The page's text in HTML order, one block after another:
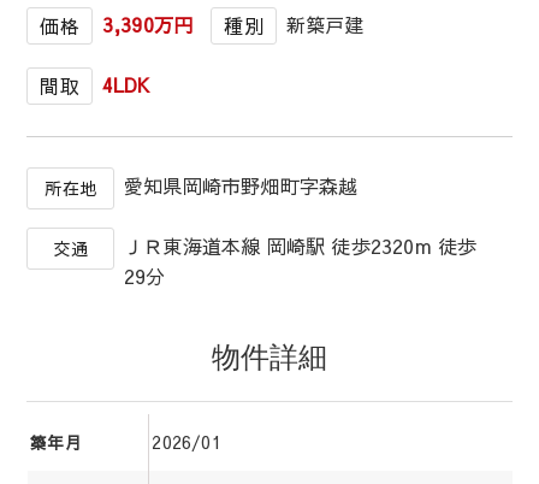
価格 3,390万円 種別 新築戸建
間取 4LDK
所在地 愛知県岡崎市野畑町字森越
交通
ＪＲ東海道本線 岡崎駅 徒歩2320m 徒歩
29分
物件詳細
築年月 2026/01